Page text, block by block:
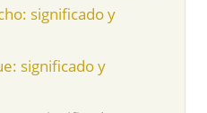
significado y
significado y